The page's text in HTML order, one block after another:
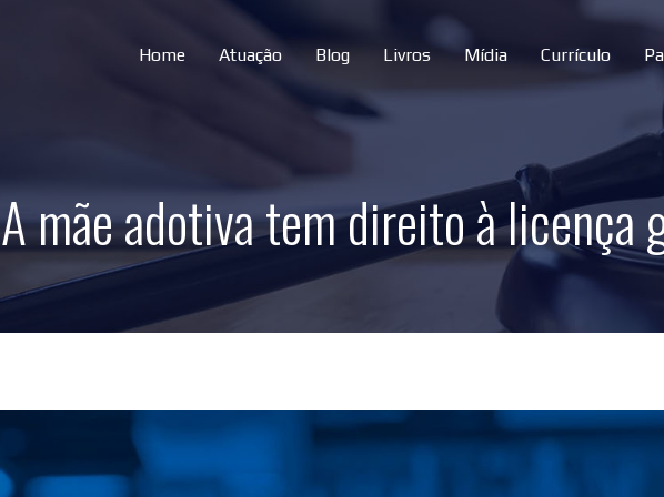
Home Atuação Blog Livros Mídia Currículo
A mãe adotiva tem direito à licença